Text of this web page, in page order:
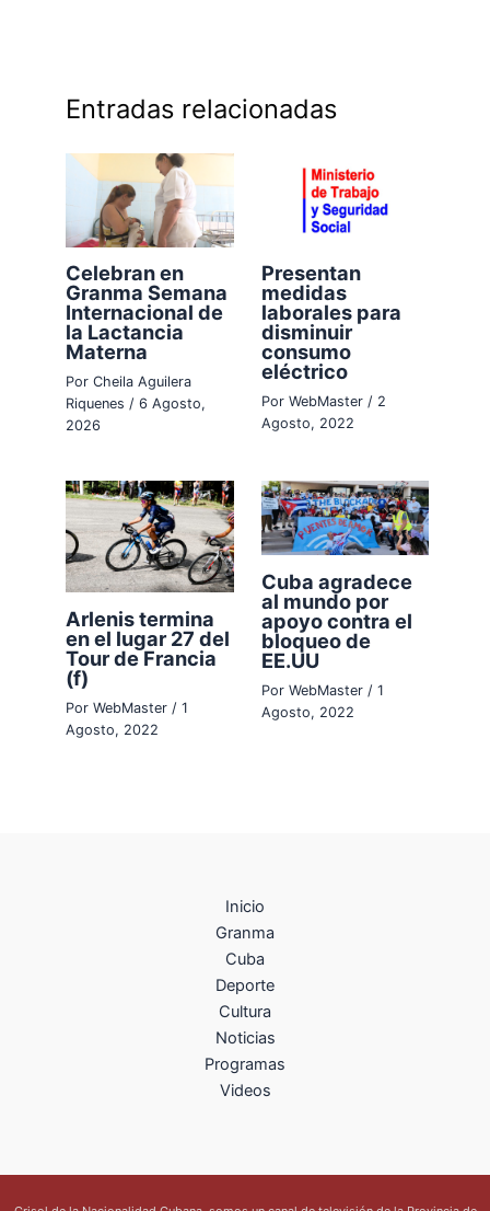
Entradas relacionadas
Celebran en
Granma Semana
Internacional de
la Lactancia
Materna
PorCheila Aguilera
Riquenes/6 Agosto,
2026
Presentan
medidas
laborales para
disminuir
consumo
eléctrico
Por WebMaster / 2
Agosto, 2022
Arlenis termina
en el lugar 27 del
Tour de Francia
(f)
PorWebMaster /1
Agosto, 2022
Cuba agradece
al mundo por
apoyo contra el
bloqueo de
EE.UU
Por WebMaster / 1
Agosto, 2022
Inicio
Granma
Cuba
Deporte
Cultura
Noticias
Programas
Videos